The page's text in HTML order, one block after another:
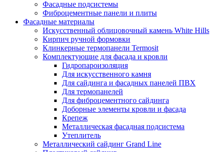
Фасадные подсистемы
Фиброцементные панели и плиты
Фасадные материалы
Искусственный облицовочный камень White Hills
Кирпич ручной формовки
Клинкерные термопанели Termosit
Комплектующие для фасада и кровли
Гидропароизоляция
Для искусственного камня
Для сайдинга и фасадных панелей ПВХ
Для термопанелей
Для фиброцементного сайдинга
Доборные элементы кровли и фасада
Крепеж
Металлическая фасадная подсистема
Утеплитель
Металлический сайдинг Grand Line